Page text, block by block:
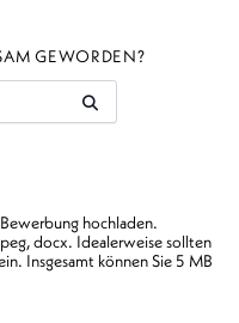
GEWORDEN?
hochladen.
docx. Idealerweise sollten
Insgesamt können Sie 5 MB